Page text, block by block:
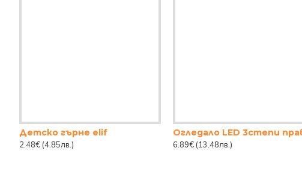
Детско гърне elif
2.48€ (4.85лв.)
6.89€ (13.48лв.)